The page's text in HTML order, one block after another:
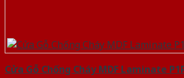
Cửa Gỗ Chống Cháy MDF Laminate